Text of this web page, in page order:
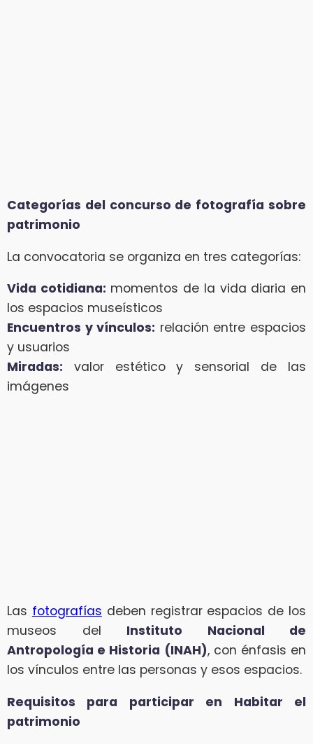
Categorías del concurso de fotografía sobre
patrimonio
La convocatoria se organiza en tres categorías:
Vida cotidiana: momentos de la vida diaria en
los espacios museísticos
Encuentros y vínculos: relación entre espacios
y usuarios
Miradas: valor estético y sensorial de las
imágenes
Las fotografías deben registrar espacios de los
museos del Instituto Nacional de
Antropología e Historia (INAH), con énfasis en
los vínculos entre las personas y esos espacios.
Requisitos para participar en Habitar el
patrimonio